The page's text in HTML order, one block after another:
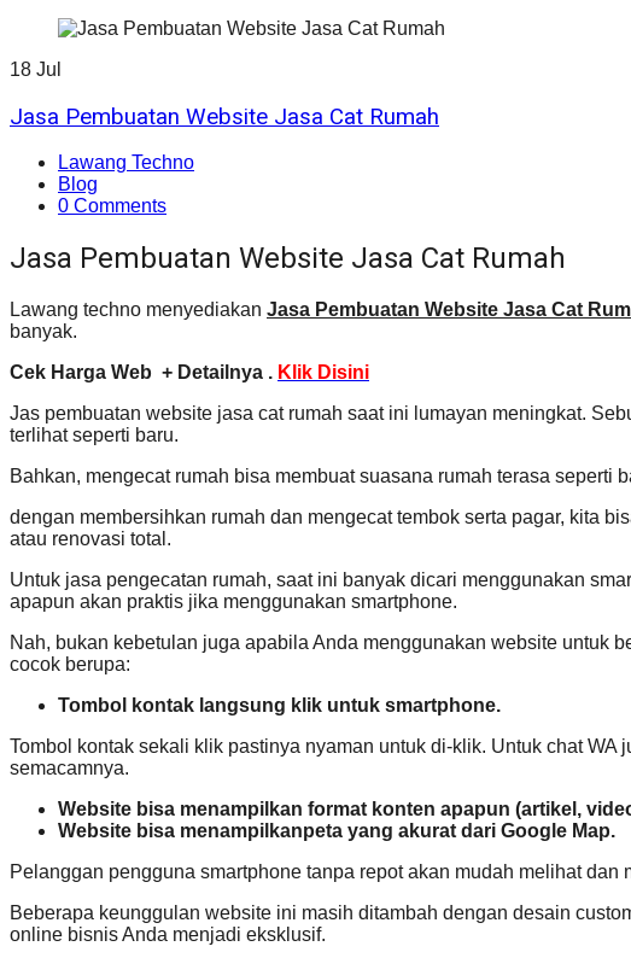
18 Jul
Jasa Pembuatan Website Jasa Cat Rumah
Lawang Techno
Blog
0 Comments
Jasa Pembuatan Website Jasa Cat Rumah
Lawang techno menyediakan Jasa Pembuatan Website Jasa Cat
banyak.
Cek Harga Web + Detailnya . Klik Disini
Jas pembuatan website jasa cat rumah saat ini lumayan meningkat.
terlihat seperti baru.
Bahkan, mengecat rumah bisa membuat suasana rumah terasa
dengan membersihkan rumah dan mengecat tembok serta pagar, kita
atau renovasi total.
Untuk jasa pengecatan rumah, saat ini banyak dicari menggunakan
apapun akan praktis jika menggunakan smartphone.
Nah, bukan kebetulan juga apabila Anda menggunakan website untuk
cocok berupa:
Tombol kontak langsung klik untuk smartphone.
Tombol kontak sekali klik pastinya nyaman untuk di-klik. Untuk chat
semacamnya.
Website bisa menampilkan format konten apapun (artikel,
Website bisa menampilkanpeta yang akurat dari Google Map.
Pelanggan pengguna smartphone tanpa repot akan mudah melihat dan
Beberapa keunggulan website ini masih ditambah dengan desain
online bisnis Anda menjadi eksklusif.